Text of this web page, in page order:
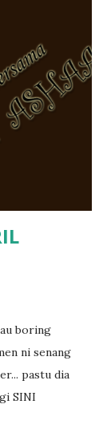
balik terasa
dan kami
masuk 2 tahun
kenal huruf
mula fikir
ada
pasal
boring
ni senang
pastu dia
SINI